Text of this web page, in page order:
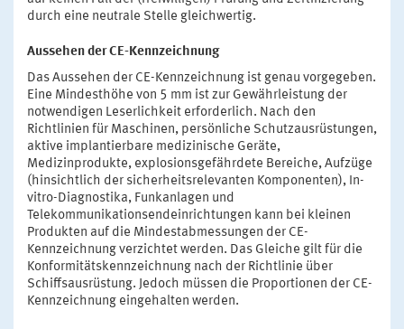
durch eine neutrale Stelle gleichwertig.
Aussehen der CE-Kennzeichnung
Das Aussehen der CE-Kennzeichnung ist genau vorgegeben.
Eine Mindesthöhe von 5 mm ist zur Gewährleistung der
notwendigen Leserlichkeit erforderlich. Nach den
Richtlinien für Maschinen, persönliche Schutzausrüstungen,
aktive implantierbare medizinische Geräte,
Medizinprodukte, explosionsgefährdete Bereiche, Aufzüge
(hinsichtlich der sicherheitsrelevanten Komponenten), In-
vitro-Diagnostika, Funkanlagen und
Telekommunikationsendeinrichtungen kann bei kleinen
Produkten auf die Mindestabmessungen der CE-
Kennzeichnung verzichtet werden. Das Gleiche gilt für die
Konformitätskennzeichnung nach der Richtlinie über
Schiffsausrüstung. Jedoch müssen die Proportionen der CE-
Kennzeichnung eingehalten werden.